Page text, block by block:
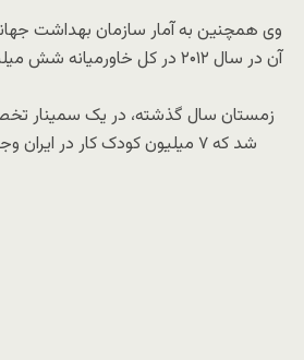
وی همچنین به آمار سازمان بهداشت
زمستان سال گذشته، در یک سمینار
شد که ۷ میلیون کودک کار در